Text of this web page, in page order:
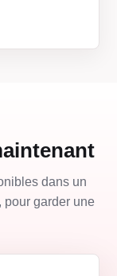
dans un
pour garder une